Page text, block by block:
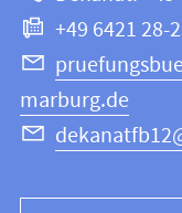
+49 6421 28-
marburg.de